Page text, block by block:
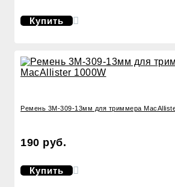
Купить
Ремень 3M-309-13мм для триммера
190 руб.
Купить